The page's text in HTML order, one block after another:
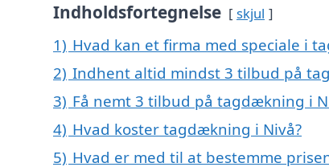
Indholdsfortegnelse skjul
1) Hvad kan et firma med speciale i
2) Indhent altid mindst 3 tilbud på
3) Få nemt 3 tilbud på tagdækning i
4) Hvad koster tagdækning i Nivå?
5) Hvad er med til at bestemme